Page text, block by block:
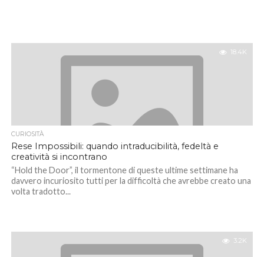
18.4K
CURIOSITÀ
Rese Impossibili: quando intraducibilità, fedeltà e
creatività si incontrano
“Hold the Door”, il tormentone di queste ultime settimane ha
davvero incuriosito tutti per la difficoltà che avrebbe creato una
volta tradotto...
3.2K